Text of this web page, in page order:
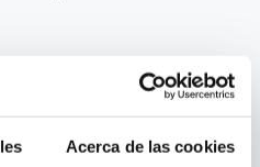
Acerca de las cookies
juntos tu salud
la certeza de haber sido